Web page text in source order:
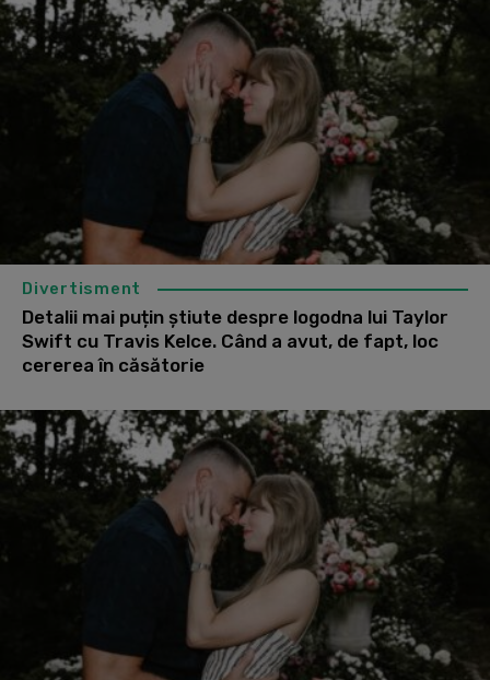
Divertisment
Detalii mai puțin știute despre logodna lui Taylor
Swift cu Travis Kelce. Când a avut, de fapt, loc
cererea în căsătorie